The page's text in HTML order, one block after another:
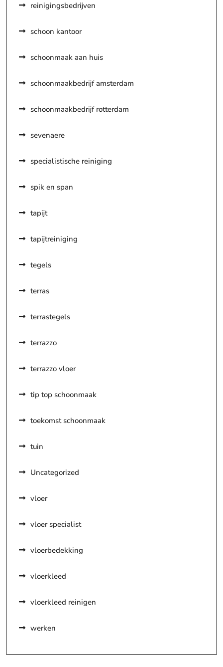
reinigingsbedrijven
schoon kantoor
schoonmaak aan huis
schoonmaakbedrijf amsterdam
schoonmaakbedrijf rotterdam
sevenaere
specialistische reiniging
spik en span
tapijt
tapijtreiniging
tegels
terras
terrastegels
terrazzo
terrazzo vloer
tip top schoonmaak
toekomst schoonmaak
tuin
Uncategorized
vloer
vloer specialist
vloerbedekking
vloerkleed
vloerkleed reinigen
werken